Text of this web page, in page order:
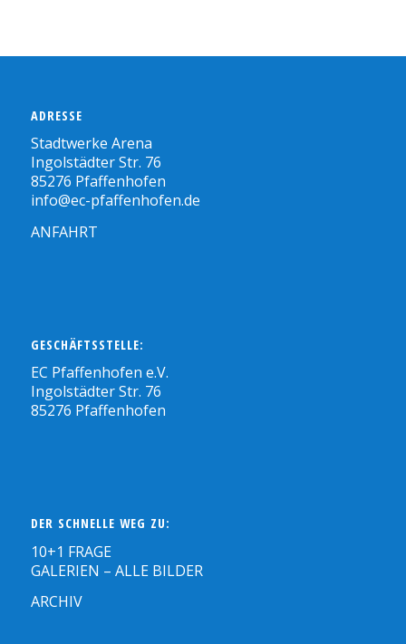
ADRESSE
Stadtwerke Arena
Ingolstädter Str. 76
85276 Pfaffenhofen
info@ec-pfaffenhofen.de
ANFAHRT
GESCHÄFTSSTELLE:
EC Pfaffenhofen e.V.
Ingolstädter Str. 76
85276 Pfaffenhofen
DER SCHNELLE WEG ZU:
10+1 FRAGE
GALERIEN – ALLE BILDER
ARCHIV